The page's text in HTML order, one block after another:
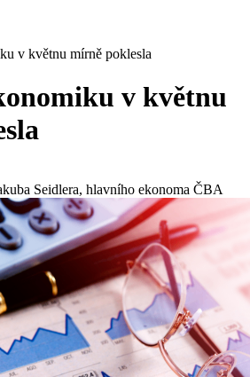
v květnu mírně poklesla
v květnu
Seidlera, hlavního ekonoma ČBA